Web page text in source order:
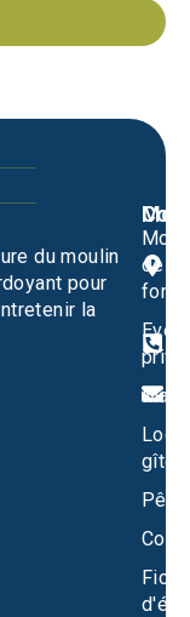
du moulin
pour
la
des
privé
gîtes
Fiche